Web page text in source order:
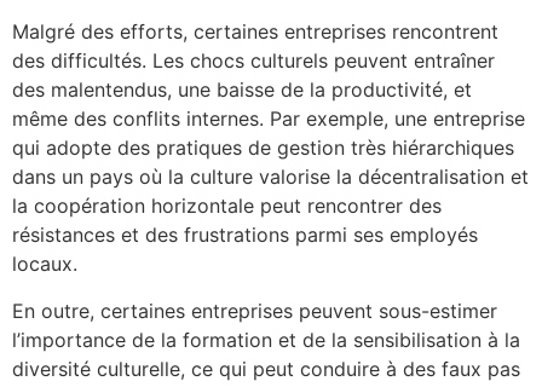
Malgré des efforts, certaines entreprises rencontrent
des difficultés. Les chocs culturels peuvent entraîner
des malentendus, une baisse de la productivité, et
même des conflits internes. Par exemple, une entreprise
qui adopte des pratiques de gestion très hiérarchiques
dans un pays où la culture valorise la décentralisation et
la coopération horizontale peut rencontrer des
résistances et des frustrations parmi ses employés
locaux.
En outre, certaines entreprises peuvent sous-estimer
l’importance de la formation et de la sensibilisation à la
diversité culturelle, ce qui peut conduire à des faux pas